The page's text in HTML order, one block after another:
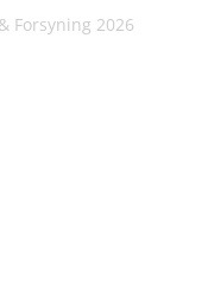
Forsyning 2026